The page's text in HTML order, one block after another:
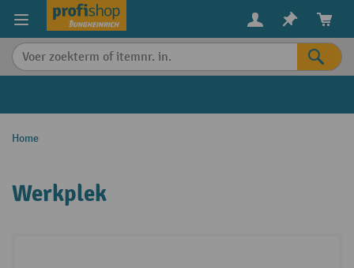
content
Home
Werkplek